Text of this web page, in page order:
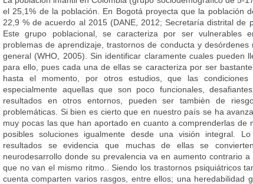
el 25,1% de la población. En Bogotá proyecta que la población
22,9 % de acuerdo al 2015 (DANE, 2012; Secretaría distrital de
Este grupo poblacional, se caracteriza por ser vulnerables
problemas de aprendizaje, trastornos de conducta y desórdenes
general (WHO, 2005). Sin identificar claramente cuales pueden
para ello, pues cada una de ellas se caracteriza por ser
hasta el momento, por otros estudios, que las condiciones
especialmente aquellas que son poco funcionales,
resultados en otros entornos, pueden ser tambièn de
problemáticas. Si bien es cierto que en nuestro paí­s se ha
muy pocas las que han aportado en cuanto a comprenderlas de
posibles soluciones igualmente desde una visión integral.
resultados se evidencia que muchas de ellas se
neurodesarrollo donde su prevalencia va en aumento contrario
que no van el mismo ritmo.. Siendo los trastornos psiquiátricos
cuenta comparten varios rasgos, entre ellos; una heredabilidad